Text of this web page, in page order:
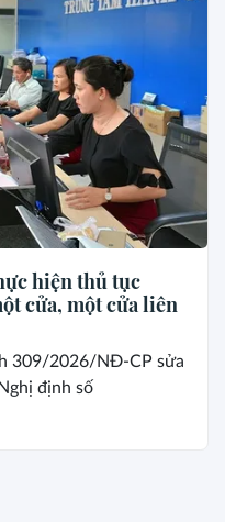
hiện thủ tục
cửa, một cửa liên
309/2026/NĐ-CP sửa
định số